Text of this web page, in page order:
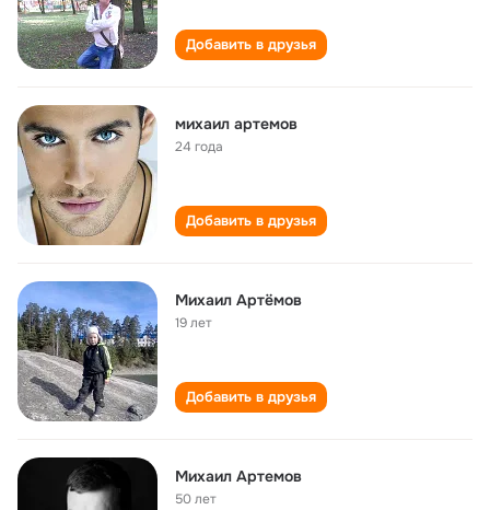
Добавить в друзья
михаил артемов
24 года
Добавить в друзья
Михаил Артёмов
19 лет
Добавить в друзья
Михаил Артемов
50 лет